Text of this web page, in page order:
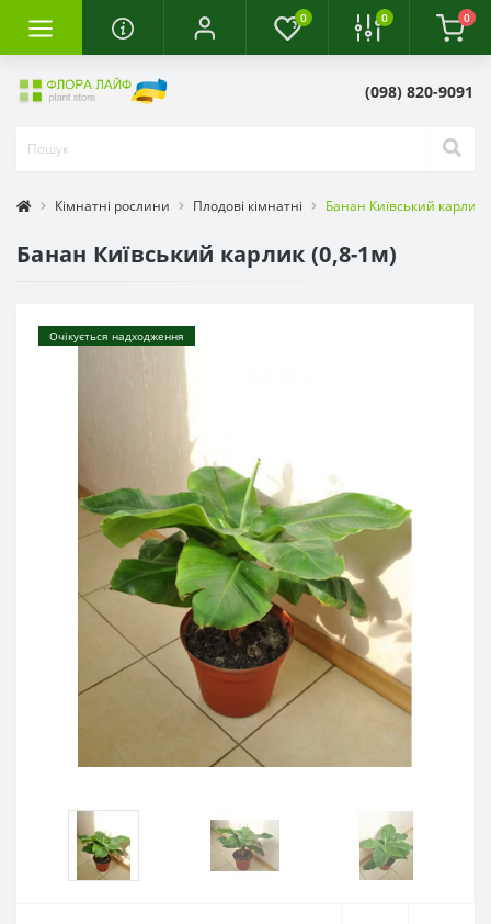
0 0 0
(098) 820-9091
Кімнатні рослини Плодові кімнатні Банан Київський карлик
Банан Київський карлик (0,8-1м)
Очікується надходження